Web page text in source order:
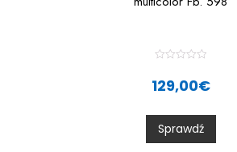
0
o
u
t
129,00€
Sprawdź